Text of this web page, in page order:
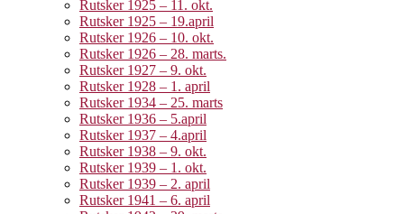
Rutsker 1925 – 11. okt.
Rutsker 1925 – 19.april
Rutsker 1926 – 10. okt.
Rutsker 1926 – 28. marts.
Rutsker 1927 – 9. okt.
Rutsker 1928 – 1. april
Rutsker 1934 – 25. marts
Rutsker 1936 – 5.april
Rutsker 1937 – 4.april
Rutsker 1938 – 9. okt.
Rutsker 1939 – 1. okt.
Rutsker 1939 – 2. april
Rutsker 1941 – 6. april